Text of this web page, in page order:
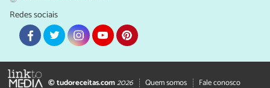
Redes sociais
© tudoreceitas.com2026 Quem somos Fale conosco